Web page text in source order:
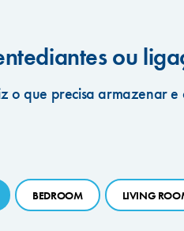
ou
o que precisa armazenar
BEDROOM LIVING